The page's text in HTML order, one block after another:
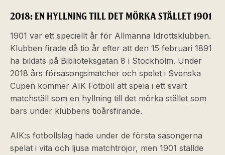
2018: EN HYLLNING TILL DET MÖRKA STÄLLET 1901
1901 var ett speciellt år för Allmänna Idrottsklubben.
Klubben firade då tio år efter att den 15 februari 1891
ha bildats på Biblioteksgatan 8 i Stockholm. Under
2018 års försäsongsmatcher och spelet i Svenska
Cupen kommer AIK Fotboll att spela i ett svart
matchställ som en hyllning till det mörka stället som
bars under klubbens tioårsfirande.
AIK:s fotbollslag hade under de första säsongerna
spelat i vita och ljusa matchtröjor, men 1901 ställde